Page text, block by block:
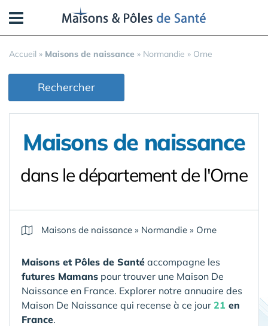
Accueil » Maisons de naissance » Normandie » Orne
Rechercher
Maisons de naissance
dans le département de l'Orne
Maisons de naissance » Normandie » Orne
Maisons et Pôles de Santé accompagne les
futures Mamans pour trouver une Maison De
Naissance en France. Explorer notre annuaire des
Maison De Naissance qui recense à ce jour 21 en
France.
Panneau de gestion des cookies